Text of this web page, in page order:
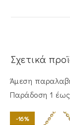
Σχετικά
Άμεση
Παράδoση 1 έως
-16%